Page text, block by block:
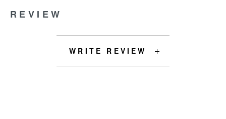
REVIEW
WRITE REVIEW